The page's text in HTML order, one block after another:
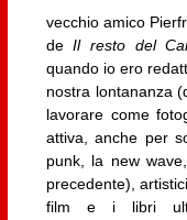
vecchio amico
deIl resto del
quando io ero
nostra lontananza
lavorare come
attiva, anche per
punk, la new
precedente),
film e i libri